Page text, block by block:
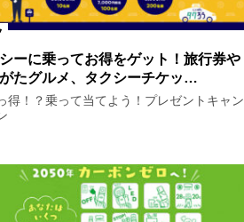
ーに乗ってお得をゲット！旅行券や
たグルメ、タクシーチケッ…
得！？乗って当てよう！プレゼントキャン